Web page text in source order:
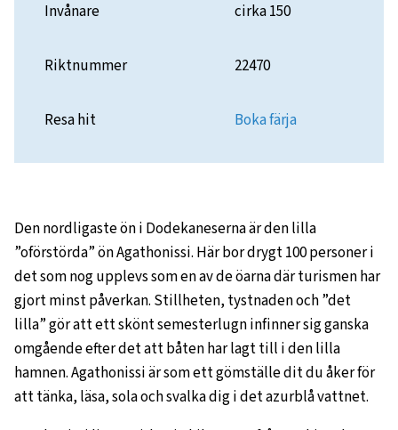
Invånare cirka 150
Riktnummer 22470
Resa hit Boka färja
Den nordligaste ön i Dodekaneserna är den lilla
”oförstörda” ön Agathonissi. Här bor drygt 100 personer i
det som nog upplevs som en av de öarna där turismen har
gjort minst påverkan. Stillheten, tystnaden och ”det
lilla” gör att ett skönt semesterlugn infinner sig ganska
omgående efter det att båten har lagt till i den lilla
hamnen. Agathonissi är som ett gömställe dit du åker för
att tänka, läsa, sola och svalka dig i det azurblå vattnet.